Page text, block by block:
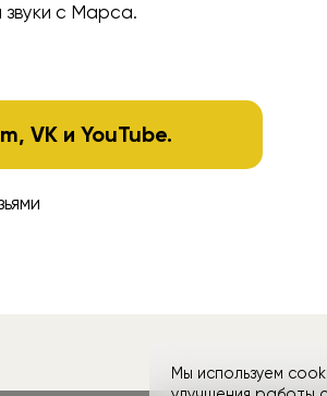
с Марса.
,VK иYouTube.
Мы используем